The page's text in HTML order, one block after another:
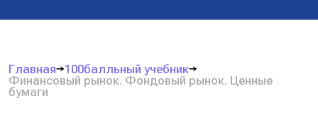
Главная
100балльный учебник
Финансовый рынок. Фондовый рынок. Ценные
бумаги